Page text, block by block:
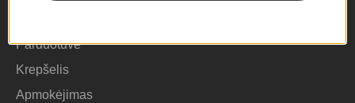
Parduotuvė
Krepšelis
Apmokėjimas